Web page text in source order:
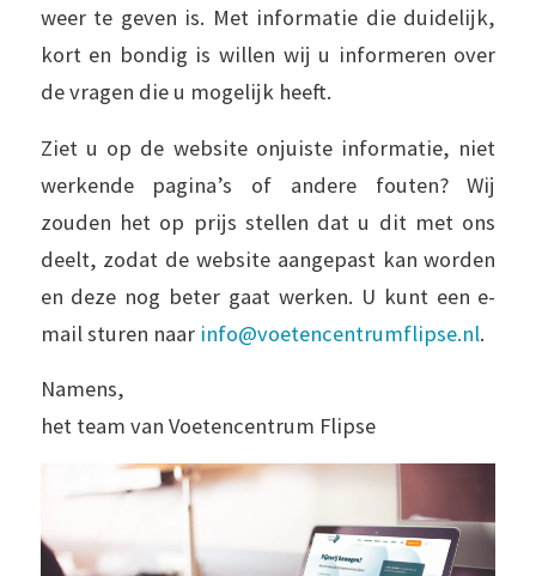
weer te geven is. Met informatie die duidelijk,
kort en bondig is willen wij u informeren over
de vragen die u mogelijk heeft.
Ziet u op de website onjuiste informatie, niet
werkende pagina’s of andere fouten? Wij
zouden het op prijs stellen dat u dit met ons
deelt, zodat de website aangepast kan worden
en deze nog beter gaat werken. U kunt een e-
mail sturen naar info@voetencentrumflipse.nl.
Namens,
het team van Voetencentrum Flipse